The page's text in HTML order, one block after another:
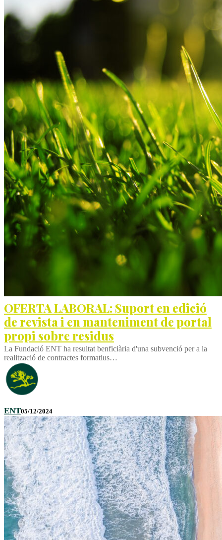
OFERTA LABORAL: Suport en edició
de revista i en manteniment de portal
propi sobre residus
La Fundació ENT ha resultat benficiària d'una subvenció per a la
realització de contractes formatius…
ENT05/12/2024